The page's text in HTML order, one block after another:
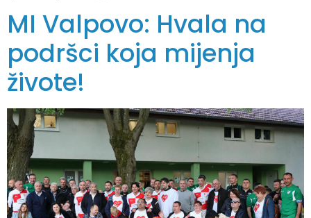
MI Valpovo: Hvala na
podršci koja mijenja
živote!